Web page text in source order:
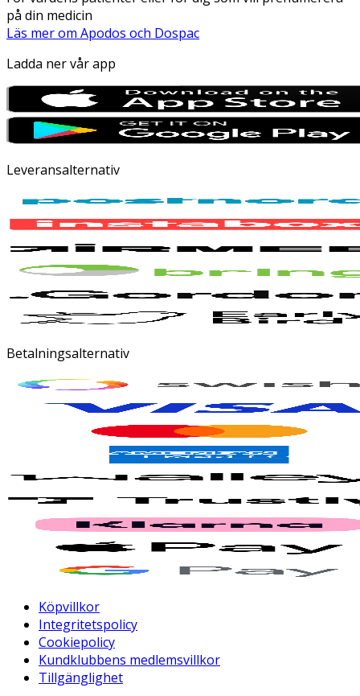
på din medicin
Läs mer om Apodos och Dospac
Ladda ner vår app
Leveransalternativ
Betalningsalternativ
Köpvillkor
Integritetspolicy
Cookiepolicy
Kundklubbens medlemsvillkor
Tillgänglighet